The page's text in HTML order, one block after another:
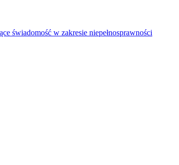
świadomość w zakresie niepełnosprawności